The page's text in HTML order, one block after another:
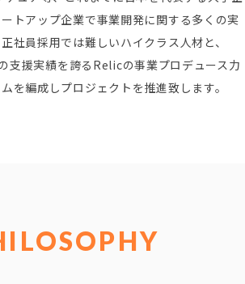
トアップ企業で事業開発に関する多くの実
社員採用では難しいハイクラス人材と、
支援実績を誇るRelicの事業プロデュース力
を編成しプロジェクトを推進致します。